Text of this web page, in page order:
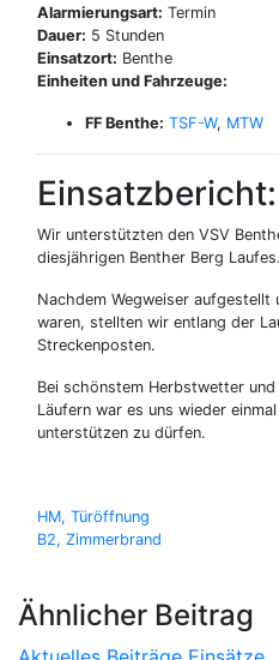
Alarmierungsart: Termin
Dauer: 5 Stunden
Einsatzort: Benthe
Einheiten und Fahrzeuge:
FF Benthe: TSF-W, MTW
Einsatzbericht:
Wir unterstützten den VSV
diesjährigen Benther Berg Laufes.
Nachdem Wegweiser
waren, stellten wir entlang der
Streckenposten.
Bei schönstem Herbstwetter
Läufern war es uns wieder
unterstützen zu dürfen.
HM, Türöffnung
B2, Zimmerbrand
Ähnlicher Beitrag